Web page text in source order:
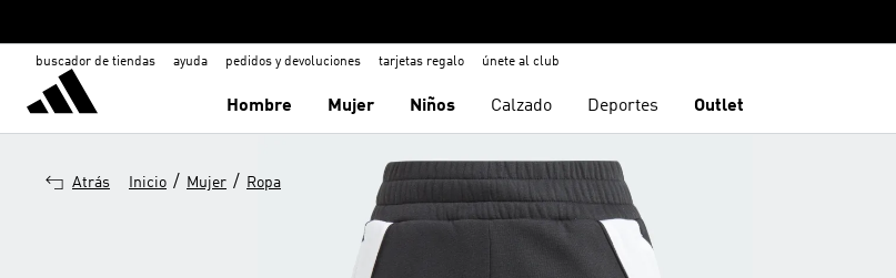
buscador de tiendas ayuda pedidos y devoluciones tarjetas regalo únete al club
Hombre Mujer Niños Calzado Deportes Outlet
Atrás Inicio / Mujer / Ropa